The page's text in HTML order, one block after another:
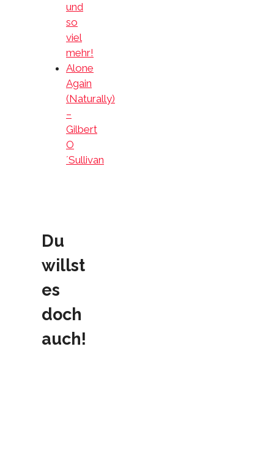
und
so
viel
mehr!
Alone
Again
(Naturally)
–
Gilbert
O
´Sullivan
Du
willst
es
doch
auch!